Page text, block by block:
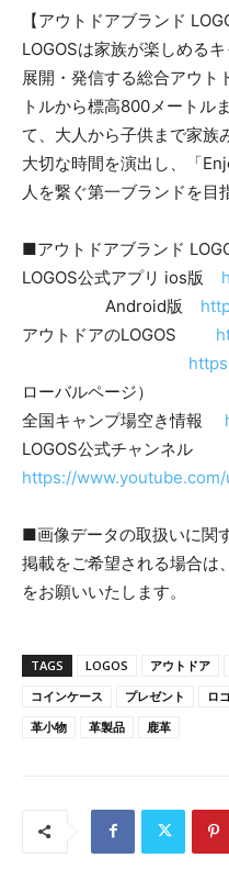
【アウトドアブランド
LOGOSは家族が楽しめる
展開・発信する総合アウト
トルから標高800メートル
て、大人から子供まで家族
大切な時間を演出し、「
人を繋ぐ第一ブランドを目
■アウトドアブランド
LOGOS公式アプリ ios版
Android版
アウトドアのLOGOS
ローバルページ）
全国キャンプ場空き情報
LOGOS公式チャンネル
https://
■画像データの取扱いに関
掲載をご希望される場合は
をお願いいたします。
TAGS LOGOS アウトドア
コインケース
プレゼント ロ
革小物
革製品 鹿革